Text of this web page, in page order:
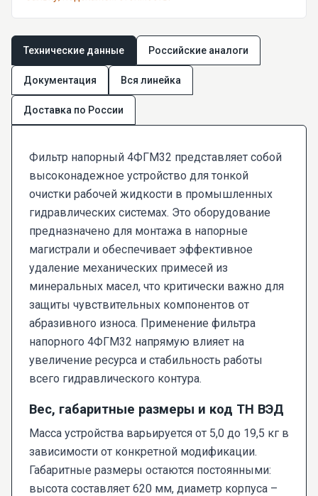
Технические данные Российские аналоги
Документация Вся линейка
Доставка по России
Фильтр напорный 4ФГМ32 представляет собой
высоконадежное устройство для тонкой
очистки рабочей жидкости в промышленных
гидравлических системах. Это оборудование
предназначено для монтажа в напорные
магистрали и обеспечивает эффективное
удаление механических примесей из
минеральных масел, что критически важно для
защиты чувствительных компонентов от
абразивного износа. Применение фильтра
напорного 4ФГМ32 напрямую влияет на
увеличение ресурса и стабильность работы
всего гидравлического контура.
Вес, габаритные размеры и код ТН ВЭД
Масса устройства варьируется от 5,0 до 19,5 кг в
зависимости от конкретной модификации.
Габаритные размеры остаются постоянными:
высота составляет 620 мм, диаметр корпуса –